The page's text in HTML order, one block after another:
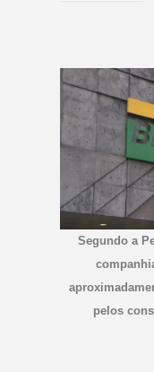
Segundo a
pelos